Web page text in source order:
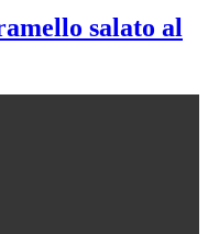
salato al